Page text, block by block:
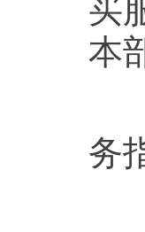
买
本
务